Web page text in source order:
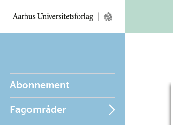
Abonnement
Fagområder